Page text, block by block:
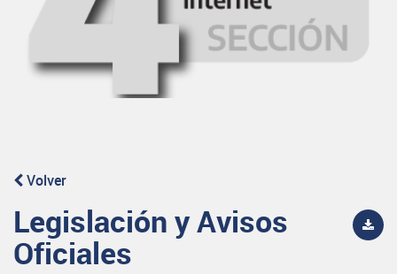
Volver
Legislación y Avisos
Oficiales